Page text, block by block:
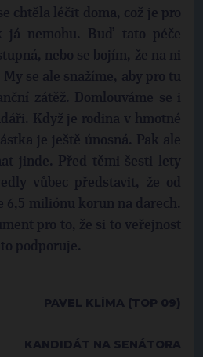
chtěla léčit doma, což je pro
já nemohu. Buď tato péče
nebo se bojím, že na ni
se ale snažíme, aby pro tu
zátěž. Domlouváme se i
Když je rodina v hmotné
je ještě únosná. Pak ale
jinde. Před těmi šesti lety
vůbec představit, že od
6,5 miliónu korun na darech.
pro to, že si to veřejnost
podporuje.
PAVEL KLÍMA (TOP 09)
KANDIDÁT NA SENÁTORA